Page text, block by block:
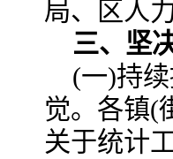
局、区人
三、坚
(一)持
觉。 各镇(
关于统计